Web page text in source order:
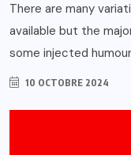
There are many
available but the
some injected
10 OCTOBRE 2024